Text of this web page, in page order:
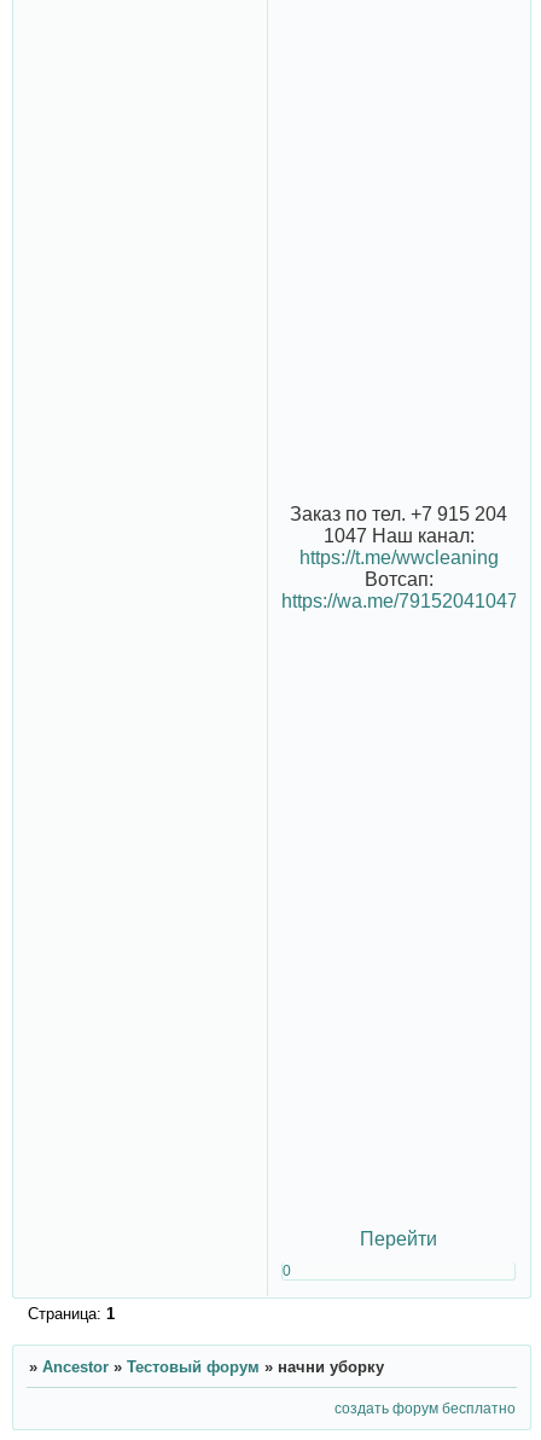
Заказ по тел. +7 915 204
1047 Наш канал:
https://t.me/wwcleaning
Вотсап:
https://wa.me/79152041047
Перейти
0
Страница: 1
» Ancestor » Тестовый форум » начни уборку
создать форум бесплатно